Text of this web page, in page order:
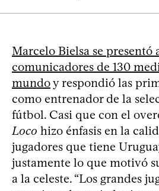
Marcelo Bielsa se presentó
comunicadores de 130
mundoy respondió las
como entrenador de la
fútbol. Casi que con el
Loco hizo énfasis en la
jugadores que tiene
justamente lo que motivó
a la celeste. “Los grandes